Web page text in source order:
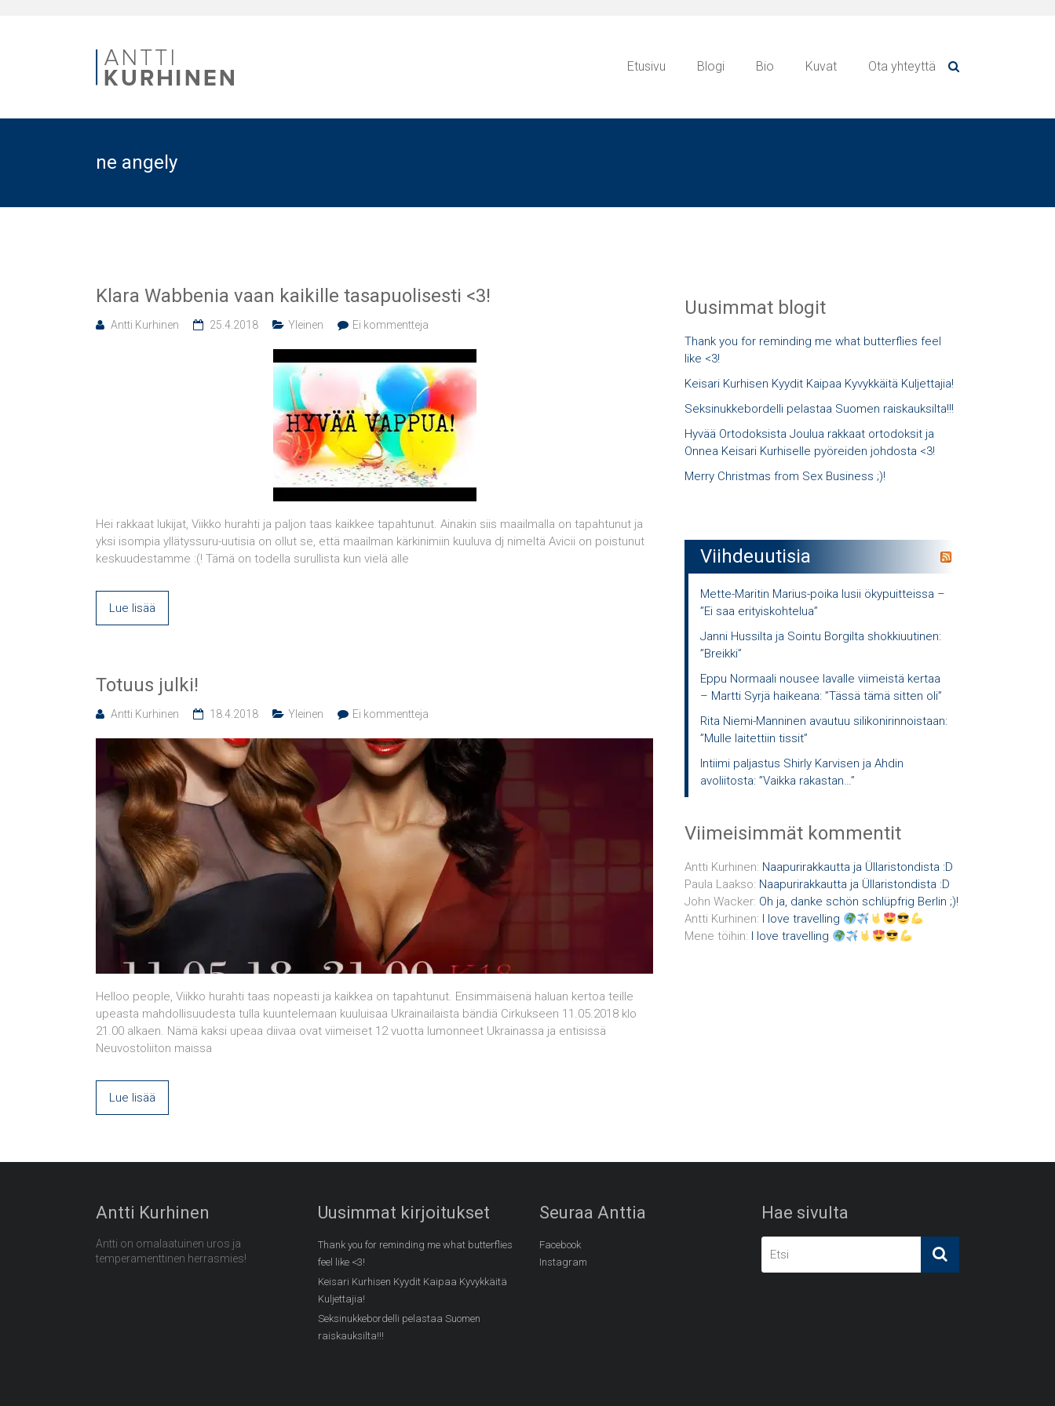
Etusivu Blogi Bio Kuvat Ota yhteyttä
ne angely
Klara Wabbenia vaan kaikille tasapuolisesti <3!
Antti Kurhinen 25.4.2018 Yleinen Ei kommentteja
Hei rakkaat lukijat, Viikko hurahti ja paljon taas kaikkee tapahtunut. Ainakin siis maailmalla on tapahtunut ja
yksi isompia yllätyssuru-uutisia on ollut se, että maailman kärkinimiin kuuluva dj nimeltä Avicii on poistunut
keskuudestamme :(! Tämä on todella surullista kun vielä alle
Lue lisää
Totuus julki!
Antti Kurhinen 18.4.2018 Yleinen Ei kommentteja
Helloo people, Viikko hurahti taas nopeasti ja kaikkea on tapahtunut. Ensimmäisenä haluan kertoa teille
upeasta mahdollisuudesta tulla kuuntelemaan kuuluisaa Ukrainailaista bändiä Cirkukseen 11.05.2018 klo
21.00 alkaen. Nämä kaksi upeaa diivaa ovat viimeiset 12 vuotta lumonneet Ukrainassa ja entisissä
Neuvostoliiton maissa
Lue lisää
Uusimmat blogit
Thank you for reminding me what butterflies feel
like <3!
Keisari Kurhisen Kyydit Kaipaa Kyvykkäitä Kuljettajia!
Seksinukkebordelli pelastaa Suomen raiskauksilta!!!
Hyvää Ortodoksista Joulua rakkaat ortodoksit ja
Onnea Keisari Kurhiselle pyöreiden johdosta <3!
Merry Christmas from Sex Business ;)!
Viihdeuutisia
Mette-Maritin Marius-poika lusii ökypuitteissa –
”Ei saa erityiskohtelua”
Janni Hussilta ja Sointu Borgilta shokkiuutinen:
”Breikki”
Eppu Normaali nousee lavalle viimeistä kertaa
– Martti Syrjä haikeana: ”Tässä tämä sitten oli”
Rita Niemi-Manninen avautuu silikonirinnoistaan:
”Mulle laitettiin tissit”
Intiimi paljastus Shirly Karvisen ja Ahdin
avoliitosta: ”Vaikka rakastan…”
Viimeisimmät kommentit
Antti Kurhinen: Naapurirakkautta ja Üllaristondista :D
Paula Laakso: Naapurirakkautta ja Üllaristondista :D
John Wacker: Oh ja, danke schön schlüpfrig Berlin ;)!
Antti Kurhinen: I love travelling
Mene töihin: I love travelling
Antti Kurhinen
Antti on omalaatuinen uros ja
temperamenttinen herrasmies!
Uusimmat kirjoitukset
Thank you for reminding me what butterflies
feel like <3!
Keisari Kurhisen Kyydit Kaipaa Kyvykkäitä
Kuljettajia!
Seksinukkebordelli pelastaa Suomen
raiskauksilta!!!
Seuraa Anttia
Facebook
Instagram
Hae sivulta